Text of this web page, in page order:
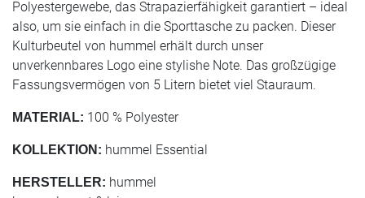
Polyestergewebe, das Strapazierfähigkeit garantiert – ideal
also, um sie einfach in die Sporttasche zu packen. Dieser
Kulturbeutel von hummel erhält durch unser
unverkennbares Logo eine stylishe Note. Das großzügige
Fassungsvermögen von 5 Litern bietet viel Stauraum.
MATERIAL: 100 % Polyester
KOLLEKTION: hummel Essential
HERSTELLER: hummel